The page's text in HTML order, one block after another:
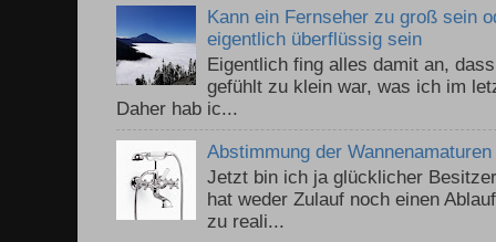
Kann ein Fernseher zu groß sein
eigentlich überflüssig sein
Eigentlich fing alles damit an,
gefühlt zu klein war, was ich im
Daher hab ic...
Abstimmung der Wannenamaturen
Jetzt bin ich ja glücklicher
hat weder Zulauf noch einen
zu reali...